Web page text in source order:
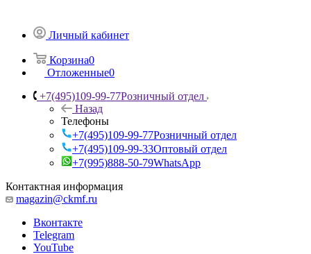
Личный кабинет
Корзина0
Отложенные0
+7(495)109-99-77Розничный отдел
Назад
Телефоны
+7(495)109-99-77Розничный отдел
+7(495)109-99-33Оптовый отдел
+7(995)888-50-79WhatsApp
Контактная информация
magazin@ckmf.ru
Вконтакте
Telegram
YouTube